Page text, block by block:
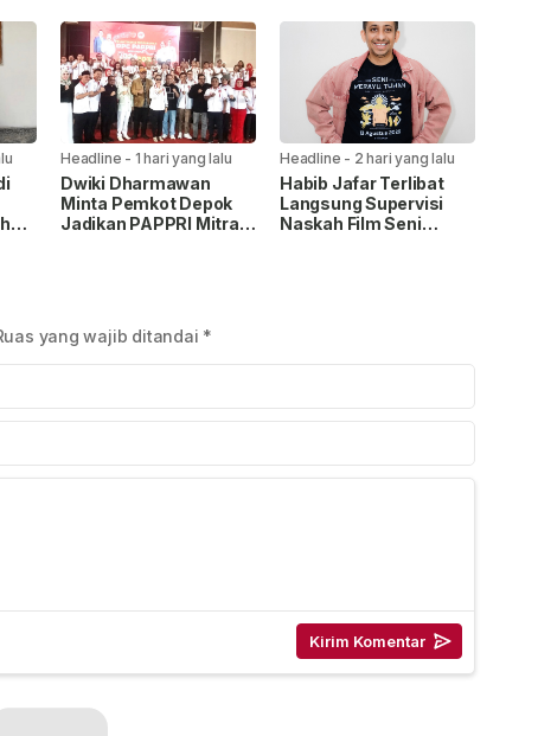
Kecantikan dari 8
Negara
IndoHealthcare
Gakeslab Expo 2026
Headline - 1 hari yang lalu
Dwiki Dharmawan
Minta Pemkot Depok
Jadikan PAPPRI Mitra
Headline - 2 hari yang lalu
Habib Jafar Terlibat
Langsung Supervisi
Naskah Film Seni
yang wajib ditandai *